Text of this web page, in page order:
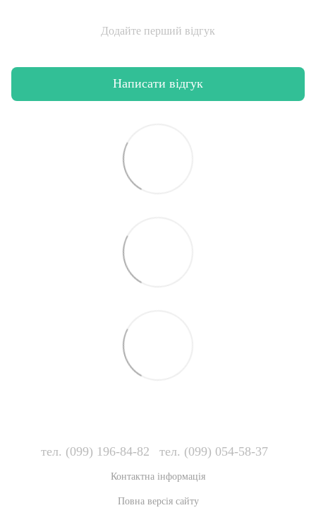
Додайте перший відгук
Написати відгук
тел. (099) 196-84-82 тел. (099) 054-58-37
Контактна інформація
Повна версія сайту